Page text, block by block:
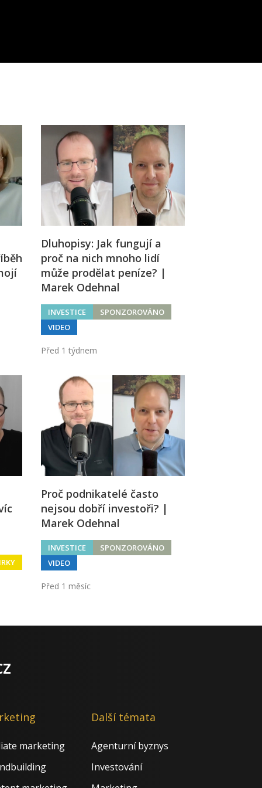
Dluhopisy: Jak fungují a
proč na nich mnoho lidí
může prodělat peníze? |
Marek Odehnal
INVESTICE
SPONZOROVÁNO
VIDEO
Před 1 týdnem
Proč podnikatelé často
nejsou dobří investoři? |
Marek Odehnal
INVESTICE
SPONZOROVÁNO
VIDEO
Před 1 měsíc
marketing
Další témata
Agenturní byznys
Investování